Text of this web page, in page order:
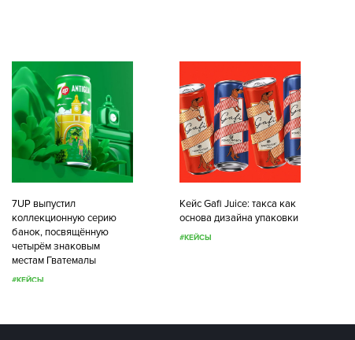
7UP выпустил
коллекционную серию
банок, посвящённую
четырём знаковым
местам Гватемалы
#КЕЙСЫ
Кейс Gafi Juice: такса как
основа дизайна упаковки
#КЕЙСЫ